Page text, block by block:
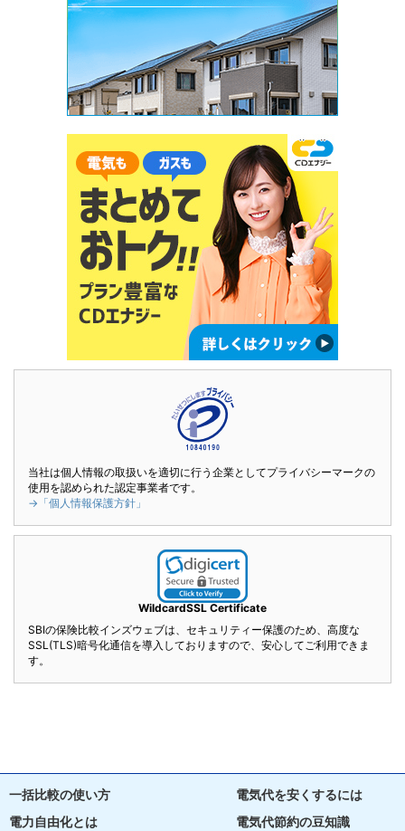
当社は個人情報の取扱いを適切に行う企業としてプライバシーマークの
使用を認められた認定事業者です。
→「個人情報保護方針」
WildcardSSL Certificate
SBIの保険比較インズウェブは、セキュリティー保護のため、高度な
SSL(TLS)暗号化通信を導入しておりますので、安心してご利用できま
す。
一括比較の使い方
電気代を安くするには
電力自由化とは
電気代節約の豆知識